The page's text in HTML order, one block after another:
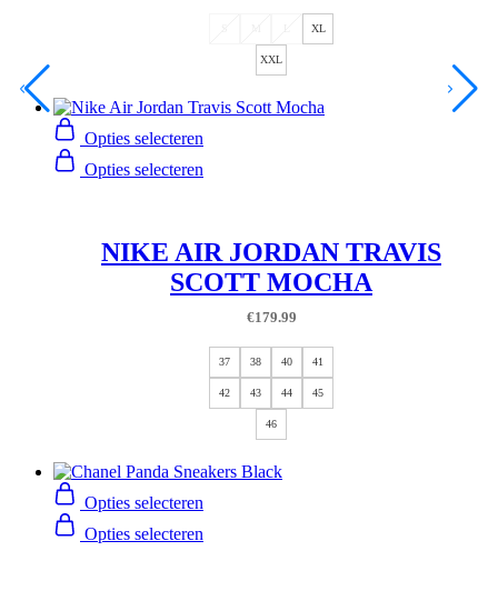
XL
XXL
Opties selecteren
Opties selecteren
NIKE AIR JORDAN TRAVIS
SCOTT MOCHA
€179.99
37 38 40 41
42 43 44 45
46
Opties selecteren
Opties selecteren